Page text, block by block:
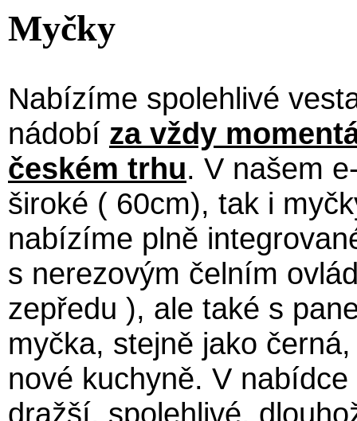
Myčky
Nabízíme spolehlivé
nádobí za vždy
českém trhu. V našem
široké ( 60cm), tak i
nabízíme plně
s nerezovým čelním
zepředu ), ale také s
myčka, stejně jako
nové kuchyně. V
dražší, spolehlivé,